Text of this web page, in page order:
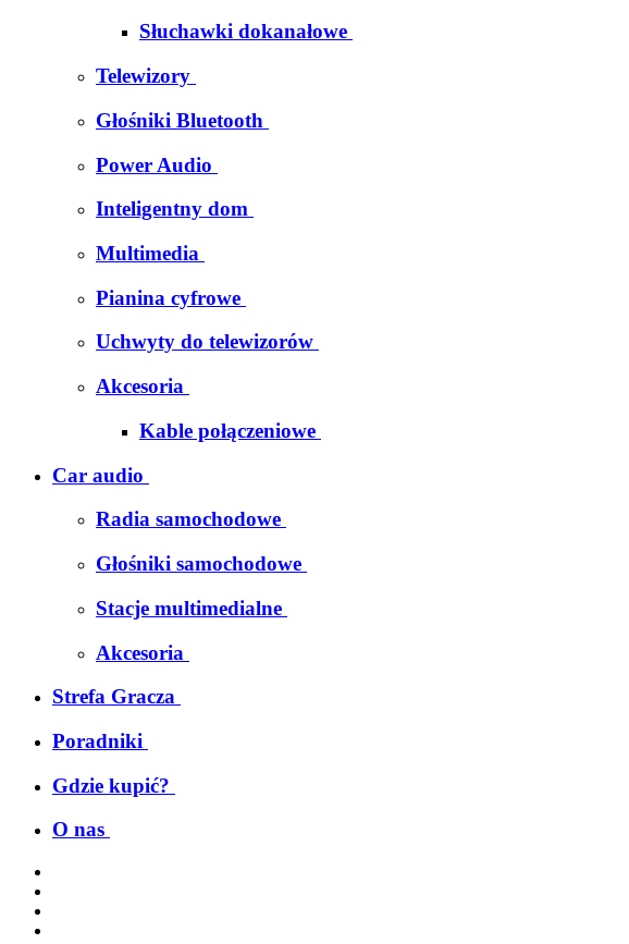
Słuchawki dokanałowe
Telewizory
Głośniki Bluetooth
Power Audio
Inteligentny dom
Multimedia
Pianina cyfrowe
Uchwyty do telewizorów
Akcesoria
Kable połączeniowe
Car audio
Radia samochodowe
Głośniki samochodowe
Stacje multimedialne
Akcesoria
Strefa Gracza
Poradniki
Gdzie kupić?
O nas